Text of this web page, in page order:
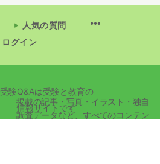
人気の質問
ログイン
受験Q&Aは受験と教育の
情報サイトです
掲載の記事・写真・イラスト・独自
調査データなど、すべてのコンテン